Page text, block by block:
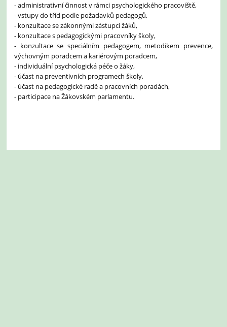
- administrativní činnost v rámci psychologického pracoviště,
- vstupy do tříd podle požadavků pedagogů,
- konzultace se zákonnými zástupci žáků,
- konzultace s pedagogickými pracovníky školy,
- konzultace se speciálním pedagogem, metodikem prevence,
výchovným poradcem a kariérovým poradcem,
- individuální psychologická péče o žáky,
- účast na preventivních programech školy,
- účast na pedagogické radě a pracovních poradách,
- participace na Žákovském parlamentu.